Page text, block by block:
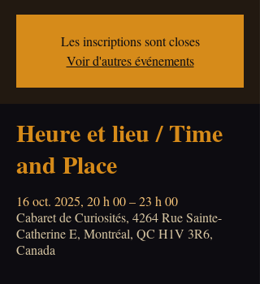
Les inscriptions sont closes
Voir d'autres événements
Heure et lieu / Time
and Place
16 oct. 2025, 20 h 00 – 23 h 00
Cabaret de Curiosités, 4264 Rue Sainte-
Catherine E, Montréal, QC H1V 3R6,
Canada